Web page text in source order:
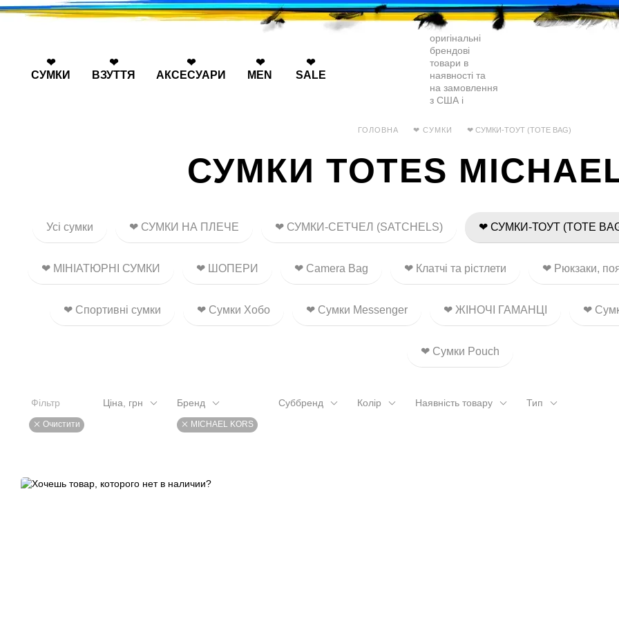
Перейти к основному контенту
❤
СУМКИ
❤
ВЗУТТЯ
❤
АКСЕСУАРИ
❤
MEN
❤
SALE
ГОЛОВНА ❤ СУМКИ ❤ СУМКИ-ТОУТ (TOTE BAG)
СУМКИ TOTES
Усі сумки ❤ СУМКИ НА ПЛЕЧЕ ❤ СУМКИ-СЕТЧЕЛ (SATCHELS) ❤ СУМКИ-ТОУТ (TOTE
❤ МІНІАТЮРНІ СУМКИ ❤ ШОПЕРИ ❤ Camera Bag ❤ Клатчі та рістлети ❤ Рюкзаки,
❤ Спортивні сумки ❤ Сумки Хобо ❤ Сумки Messenger ❤ ЖІНОЧІ ГАМАНЦІ ❤
❤ Сумки Pouch
Фільтр
Очистити
Ціна, грн Бренд
MICHAEL KORS
Суббренд Колір Наявність товару Тип